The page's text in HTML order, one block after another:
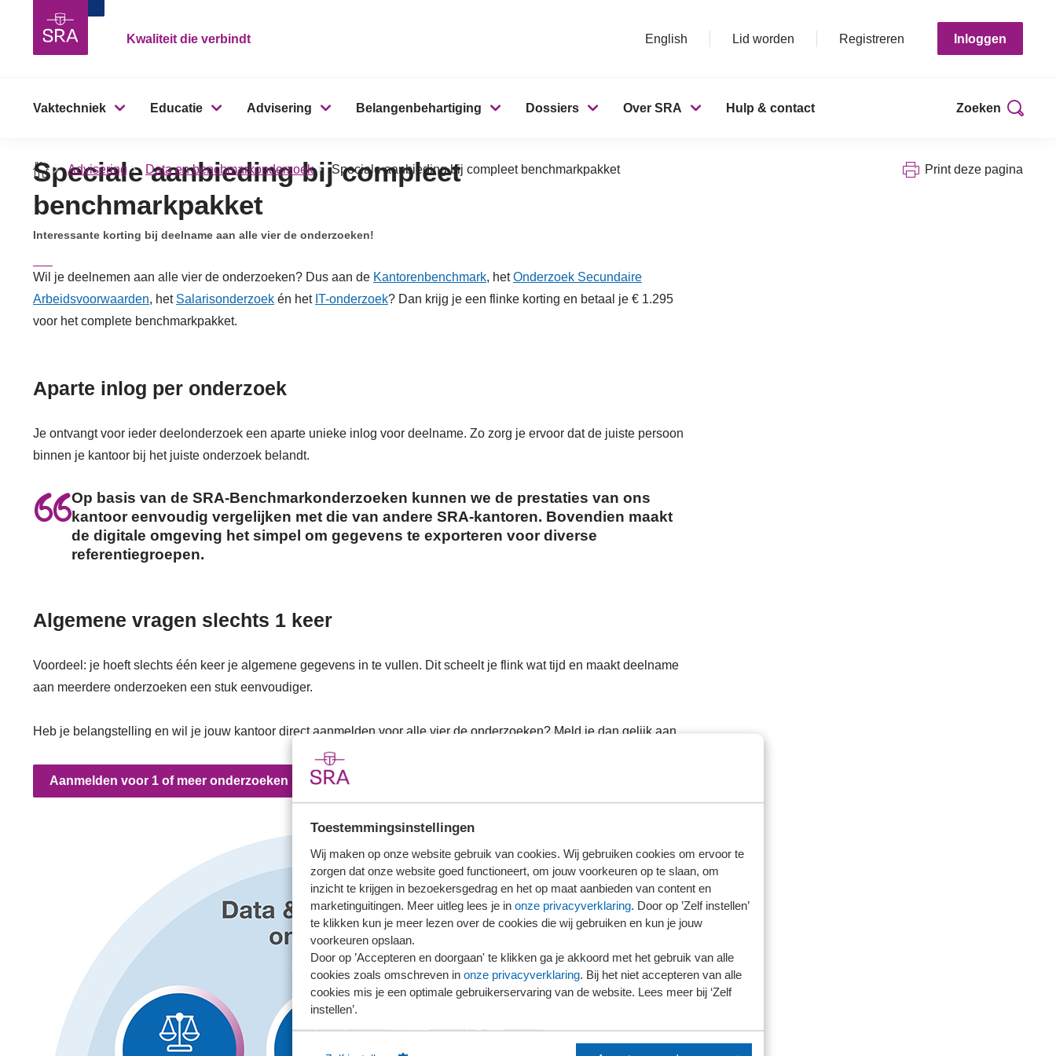
Toestemmingsinstellingen
Wij maken op onze website gebruik van cookies. Wij gebruiken cookies om ervoor te
zorgen dat onze website goed functioneert, om jouw voorkeuren op te slaan, om
inzicht te krijgen in bezoekersgedrag en het op maat aanbieden van content en
marketinguitingen. Meer uitleg lees je in onze privacyverklaring. Door op ’Zelf instellen’
te klikken kun je meer lezen over de cookies die wij gebruiken en kun je jouw
voorkeuren opslaan.
Door op ’Accepteren en doorgaan' te klikken ga je akkoord met het gebruik van alle
cookies zoals omschreven in onze privacyverklaring. Bij het niet accepteren van alle
cookies mis je een optimale gebruikerservaring van de website. Lees meer bij ‘Zelf
instellen’.
Kwaliteit die verbindt English Lid worden Registreren Inloggen
Vaktechniek Educatie Advisering Belangenbehartiging Dossiers Over SRA Hulp & contact Zoeken
Advisering Data en benchmarkonderzoek Speciale aanbieding bij compleet benchmarkpakket Print deze pagina
Speciale aanbieding bij compleet
benchmarkpakket
Interessante korting bij deelname aan alle vier de onderzoeken!
Wil je deelnemen aan alle vier de onderzoeken? Dus aan de Kantorenbenchmark, hetOnderzoek Secundaire
Arbeidsvoorwaarden, het Salarisonderzoek én het IT-onderzoek? Dan krijg je een flinke korting en betaal je € 1.295
voor het complete benchmarkpakket.
Aparte inlog per onderzoek
Je ontvangt voor ieder deelonderzoek een aparte unieke inlog voor deelname. Zo zorg je ervoor dat de juiste persoon
binnen je kantoor bij het juiste onderzoek belandt.
Op basis van de SRA-Benchmarkonderzoeken kunnen we de prestaties van ons
kantoor eenvoudig vergelijken met die van andere SRA-kantoren. Bovendien maakt
de digitale omgeving het simpel om gegevens te exporteren voor diverse
referentiegroepen.
Algemene vragen slechts 1 keer
Voordeel: je hoeft slechts één keer je algemene gegevens in te vullen. Dit scheelt je flink wat tijd en maakt deelname
aan meerdere onderzoeken een stuk eenvoudiger.
Heb je belangstelling en wil je jouw kantoor direct aanmelden voor alle vier de onderzoeken? Meld je dan gelijk aan.
Aanmelden voor 1 of meer onderzoeken